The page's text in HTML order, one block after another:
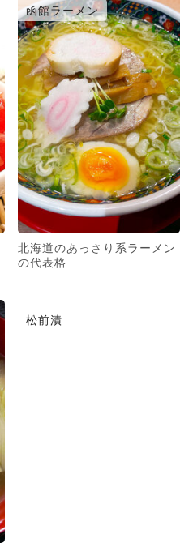
函館ラーメン
北海道のあっさり系ラーメン
の代表格
松前漬